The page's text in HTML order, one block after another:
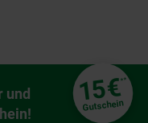
und
15€**
Gutschein